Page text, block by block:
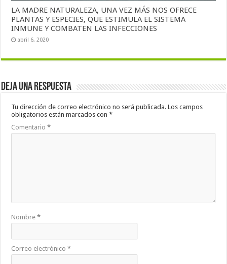
LA MADRE NATURALEZA, UNA VEZ MÁS NOS OFRECE
PLANTAS Y ESPECIES, QUE ESTIMULA EL SISTEMA
INMUNE Y COMBATEN LAS INFECCIONES
abril 6, 2020
Deja una respuesta
Tu dirección de correo electrónico no será publicada. Los campos
obligatorios están marcados con*
Comentario*
Nombre*
Correo electrónico*